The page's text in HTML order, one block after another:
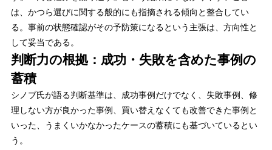
は、かつら選びに関する般的にも指摘される傾向と整合してい
る。事前の状態確認がその予防策になるという主張は、方向性と
して妥当である。
判断力の根拠：成功・失敗を含めた事例の
蓄積
シノブ氏が語る判断基準は、成功事例だけでなく、失敗事例、修
理しない方が良かった事例、買い替えなくても改善できた事例と
いった、うまくいかなかったケースの蓄積にも基づいているとい
う。